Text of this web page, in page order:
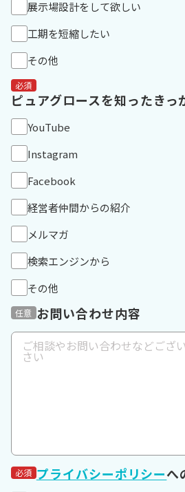
展示場設計をして欲しい
工期を短縮したい
その他
必須
ピュアグロースを知ったき
YouTube
Instagram
Facebook
経営者仲間からの紹介
メルマガ
検索エンジンから
その他
任意 お問い合わせ内容
必須 プライバシーポリシーへ